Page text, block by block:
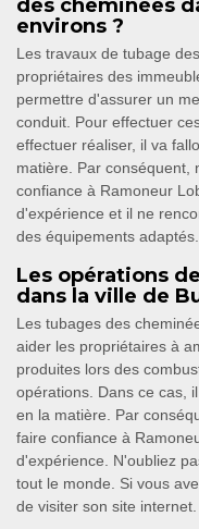
des cheminées
environs ?
Les travaux de tubage
propriétaires des
permettre d'assurer un
conduit. Pour effectuer
effectuer réaliser, il va
matière. Par conséquent,
confiance à Ramoneur
d'expérience et il ne
des équipements adaptés.
Les opérations
dans la ville de
Les tubages des
aider les propriétaires à
produites lors des
opérations. Dans ce cas,
en la matière. Par
faire confiance à
d'expérience. N'oubliez
tout le monde. Si vous
de visiter son site internet.